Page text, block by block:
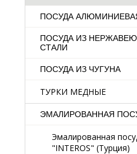
ПОСУДА
ПОСУДА ИЗ
СТАЛИ
ПОСУДА ИЗ ЧУГУНА
ТУРКИ МЕДНЫЕ
ЭМАЛИРОВАННАЯ
Эмалированная
"INTEROS" (Турция)